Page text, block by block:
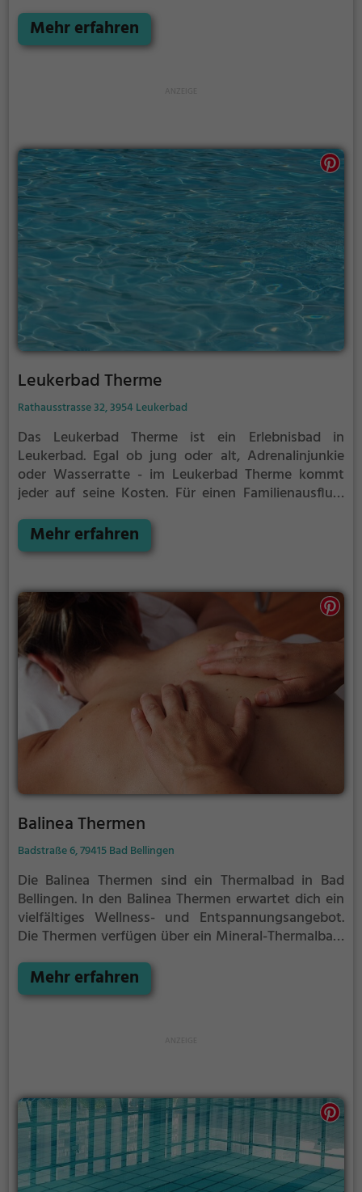
ist das Hallenbad Sörenberg genau die richtige
Adresse.
Mehr erfahren
Leukerbad Therme
Rathausstrasse 32, 3954 Leukerbad
Das Leukerbad Therme ist ein Erlebnisbad in
Leukerbad. Egal ob jung oder alt, Adrenalinjunkie
oder Wasserratte - im Leukerbad Therme kommt
jeder auf seine Kosten. Für einen Familienausflug,
ist das Leukerbad Therme genau die richtige
Adresse.
Mehr erfahren
Balinea Thermen
Badstraße 6, 79415 Bad Bellingen
Die Balinea Thermen sind ein Thermalbad in Bad
Bellingen. In den Balinea Thermen erwartet dich ein
vielfältiges Wellness- und Entspannungsangebot.
Die Thermen verfügen über ein Mineral-Thermalbad,
Beautybereich.
Mehr erfahren